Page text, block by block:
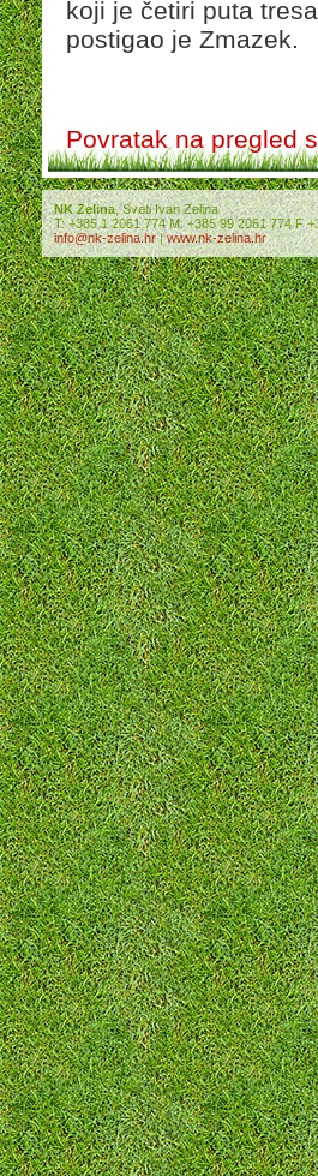
koji je četiri puta
postigao je Zmazek.
Povratak na pregled
NK Zelina, Sveti Ivan Zelina
T: +385 1 2061 774 M: +385 99 2061 774 F
info@nk-zelina.hr|www.nk-zelina.hr